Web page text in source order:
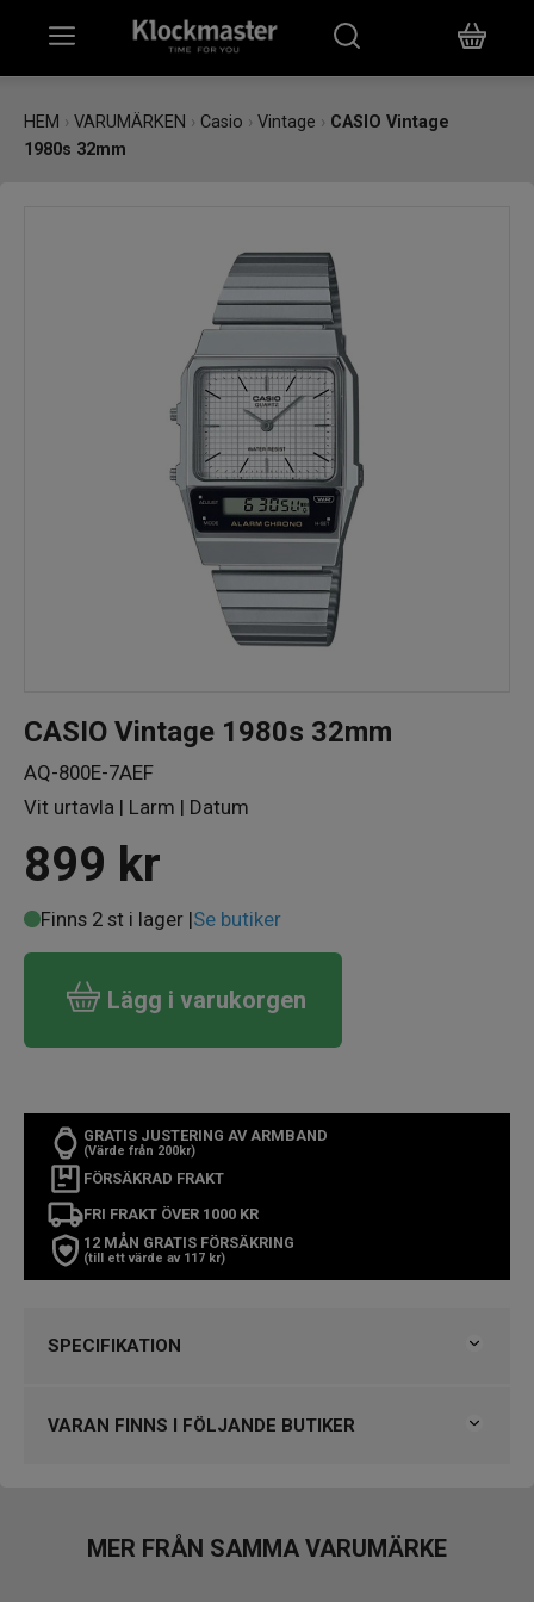
PRESENTKORT
HEM › VARUMÄRKEN › Casio › Vintage › CASIO Vintage
1980s 32mm
CASIO Vintage 1980s 32mm
AQ-800E-7AEF
Vit urtavla | Larm | Datum
899 kr
Finns 2 st i lager |Se butiker
Lägg i varukorgen
GRATIS JUSTERING AV ARMBAND
(Värde från 200kr)
FÖRSÄKRAD FRAKT
FRI FRAKT ÖVER 1000 KR
12 MÅN GRATIS FÖRSÄKRING
(till ett värde av 117 kr)
SPECIFIKATION
Kollektion
Vintage
Design
VARAN FINNS I FÖLJANDE BUTIKER
VARUMÄRKET HITTAR DU HOS
MER FRÅN SAMMA VARUMÄRKE